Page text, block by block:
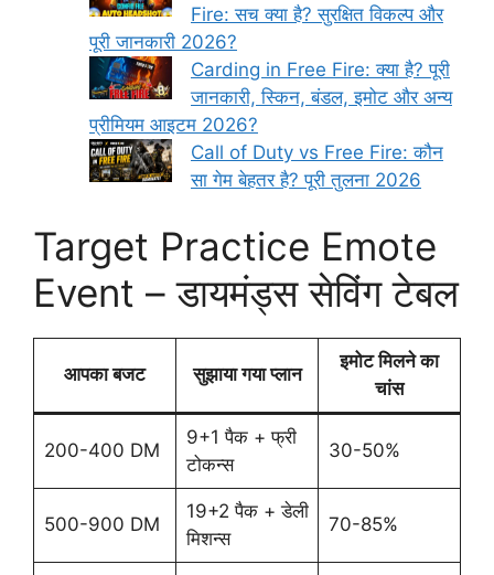
Fire: सच क्या है? सुरक्षित विकल्प और
पूरी जानकारी 2026?
Carding in Free Fire: क्या है? पूरी
जानकारी, स्किन, बंडल, इमोट और अन्य
प्रीमियम आइटम 2026?
Call of Duty vs Free Fire: कौन
सा गेम बेहतर है? पूरी तुलना 2026
Target Practice Emote
Event – डायमंड्स सेविंग टेबल
आपका बजट सुझाया गया प्लान
इमोट मिलने का
चांस
200-400 DM
9+1 पैक + फ्री
टोकन्स
30-50%
500-900 DM
19+2 पैक + डेली
मिशन्स
70-85%